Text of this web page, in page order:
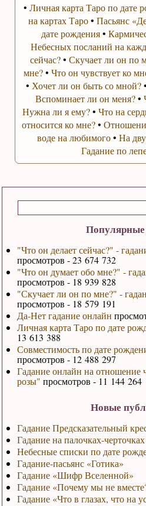
Популярные
"Что он делает сейчас?" -
просмотров - 23 674 732
"Что он думает обо мне?" -
просмотров - 18 939 828
"Скучает ли он по мне?" -
просмотров - 18 579 191
Да-Нет гадание онлайн
Личная карта Таро по дате
13 613 388
Совместимость по дате
просмотров - 12 488 297
Гадание онлайн на отношение
розы" просмотров - 11 144 264
Новые
Гадание Предсказательный
Гадание на палочках-
Небесные списки по дате
Гадание-пасьянс «Готика»
Гадание «Шифр Вселенной»
Гадание «Почему мы не
Гадание «Что в глазах, что на
• Личная карта Таро по дате
на картах Таро• Пасьянс
дате рождения•
Небесных посланий на
сейчас?•Скучает ли он по
мне?• Что он чувствует ко
• Хочет ли он быть со мной?
Вспоминает ли он меня?•
Нужна ли я ему?• Что на
относится ко мне?•
воде на любимого•На
Гадание по